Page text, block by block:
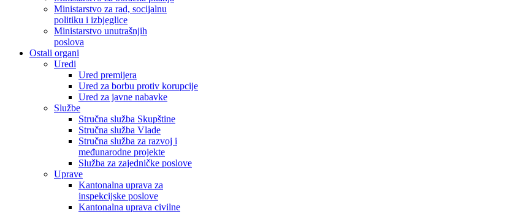
Ministarstvo za rad, socijalnu
politiku i izbjeglice
Ministarstvo unutrašnjih
poslova
Ostali organi
Uredi
Ured premijera
Ured za borbu protiv korupcije
Ured za javne nabavke
Službe
Stručna služba Skupštine
Stručna služba Vlade
Stručna služba za razvoj i
međunarodne projekte
Služba za zajedničke poslove
Uprave
Kantonalna uprava za
inspekcijske poslove
Kantonalna uprava civilne